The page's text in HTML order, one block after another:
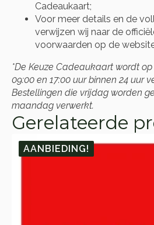
Cadeaukaart;
Voor meer details en de
verwijzen wij naar de
voorwaarden op de
*De Keuze Cadeaukaart wordt
09:00 en 17:00 uur binnen 24 uur
Bestellingen die vrijdag worden
maandag verwerkt.
Gerelateerde
AANBIEDING!